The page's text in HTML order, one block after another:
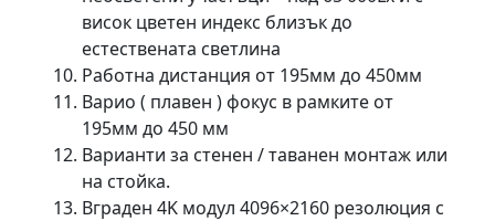
висок цветен индекс близък до
естествената светлина
Работна дистанция от 195мм до 450мм
Варио ( плавен ) фокус в рамките от
195мм до 450 мм
Варианти за стенен / таванен монтаж или
на стойка.
Вграден 4K модул 4096×2160 резолюция с